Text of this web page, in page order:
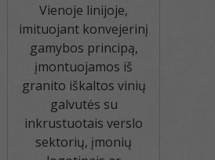
Vienoje linijoje,
imituojant konvejerinį
gamybos principą,
įmontuojamos iš
granito iškaltos vinių
galvutės su
inkrustuotais verslo
sektorių, įmonių